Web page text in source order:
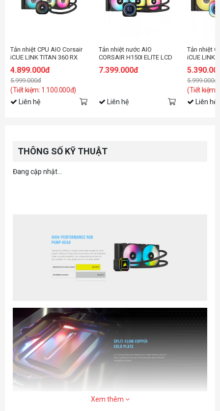
Tản nhiệt CPU AIO Corsair
iCUE LINK TITAN 360 RX
WW
4.899.000đ
5.999.000đ
(Tiết kiệm: 1.100.000đ)
Liên hệ
Tản nhiệt nước AIO
CORSAIR H150I ELITE LCD
7.399.000đ
Liên hệ
Tản nhiệt
iCUE LINK
9061023-
5.999.000đ
(Tiết kiệm:
Liên hệ
THÔNG SỐ KỸ THUẬT
Đang cập nhật...
Xem thêm